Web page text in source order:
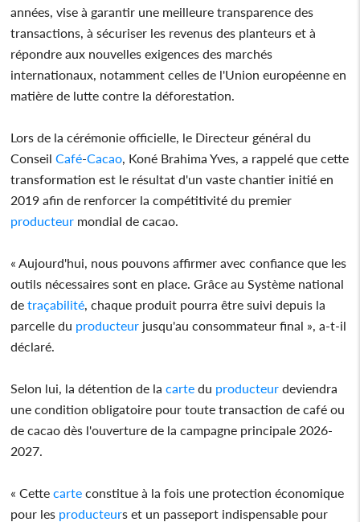
années, vise à garantir une meilleure transparence des
transactions, à sécuriser les revenus des planteurs et à
répondre aux nouvelles exigences des marchés
internationaux, notamment celles de l'Union européenne en
matière de lutte contre la déforestation.
Lors de la cérémonie officielle, le Directeur général du
Conseil Café-Cacao, Koné Brahima Yves, a rappelé que cette
transformation est le résultat d'un vaste chantier initié en
2019 afin de renforcer la compétitivité du premier
producteur mondial de cacao.
« Aujourd'hui, nous pouvons affirmer avec confiance que les
outils nécessaires sont en place. Grâce au Système national
de traçabilité, chaque produit pourra être suivi depuis la
parcelle du producteur jusqu'au consommateur final », a-t-il
déclaré.
Selon lui, la détention de la carte du producteur deviendra
une condition obligatoire pour toute transaction de café ou
de cacao dès l'ouverture de la campagne principale 2026-
2027.
« Cette carte constitue à la fois une protection économique
pour les producteurs et un passeport indispensable pour